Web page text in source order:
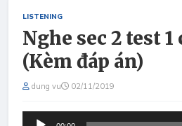
LISTENING
Nghe sec 2 test 1
(Kèm đáp án)
dung vu 02/11/2019
Audio